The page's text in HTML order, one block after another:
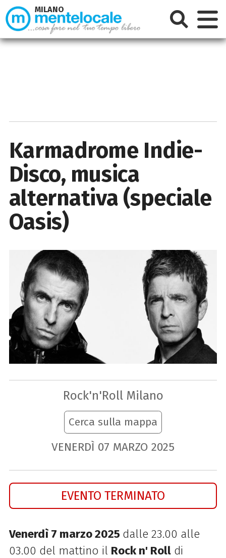
Karmadrome Indie-
Disco, musica
alternativa (speciale
Oasis)
Rock'n'Roll Milano
Cerca sulla mappa
VENERDÌ 07 MARZO 2025
EVENTO TERMINATO
Venerdì 7 marzo 2025 dalle 23.00 alle
03.00 del mattino il Rock n' Rolldi
MILANO